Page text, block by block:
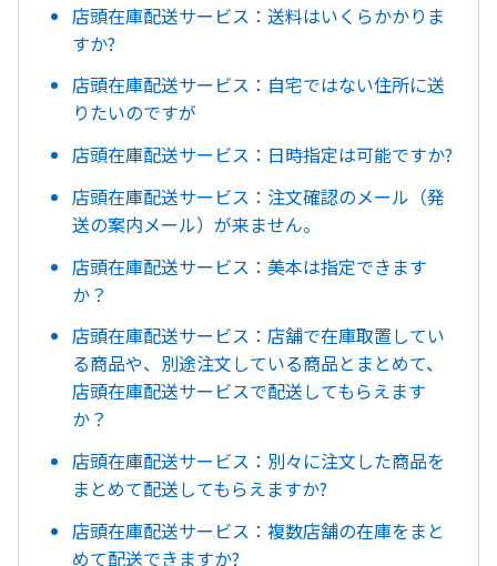
店頭在庫配送サービス：送料はいくらかかりま
すか?
店頭在庫配送サービス：自宅ではない住所に送
りたいのですが
店頭在庫配送サービス：日時指定は可能ですか?
店頭在庫配送サービス：注文確認のメール（発
送の案内メール）が来ません。
店頭在庫配送サービス：美本は指定できます
か？
店頭在庫配送サービス：店舗で在庫取置してい
る商品や、別途注文している商品とまとめて、
店頭在庫配送サービスで配送してもらえます
か？
店頭在庫配送サービス：別々に注文した商品を
まとめて配送してもらえますか?
店頭在庫配送サービス：複数店舗の在庫をまと
めて配送できますか?